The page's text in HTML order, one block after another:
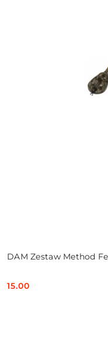
DAM Zestaw Method
Cena:
15.00